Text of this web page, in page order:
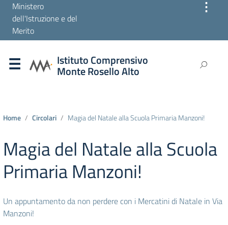
Ministero
dell'Istruzione e del
Merito
⋮
Istituto Comprensivo
Monte Rosello Alto
Home Circolari Magia del Natale alla Scuola Primaria Manzoni!
Magia del Natale alla Scuola
Primaria Manzoni!
Un appuntamento da non perdere con i Mercatini di Natale in Via
Manzoni!